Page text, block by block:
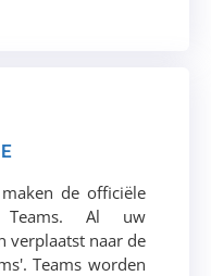
de officiële
Teams. Al uw
verplaatst naar de
Teams worden